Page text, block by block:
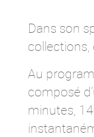
Dans son
Au
composé
minutes,